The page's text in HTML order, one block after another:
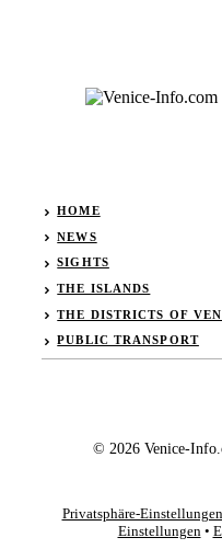
HOME
NEWS
SIGHTS
THE ISLANDS
THE DISTRICTS OF
PUBLIC TRANSPORT
© 2026 Venice-
Privatsphäre-
Einstellungen •